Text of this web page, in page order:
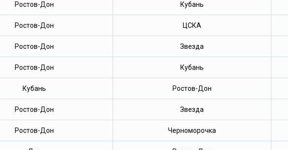
Ростов-Дон Кубань
Ростов-Дон ЦСКА
Ростов-Дон Звезда
Ростов-Дон Кубань
Кубань Ростов-Дон
Ростов-Дон Звезда
Ростов-Дон Черноморочка